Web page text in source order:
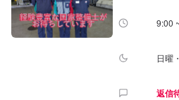
9:00
日曜
返信